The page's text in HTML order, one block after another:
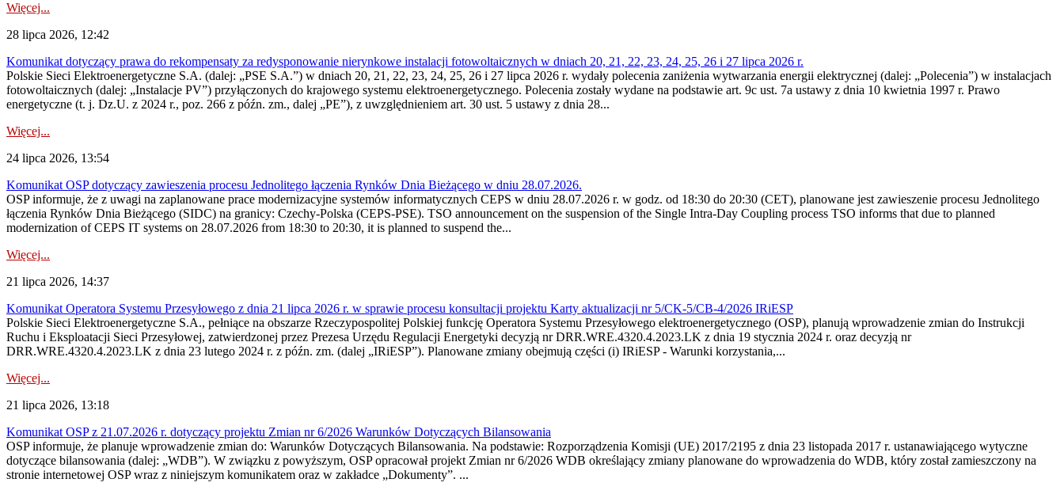
Więcej...
28 lipca 2026, 12:42
Komunikat dotyczący prawa do rekompensaty za redysponowanie nierynkowe instalacji fotowoltaicznych w dniach 20, 21, 22, 23, 24, 25, 26 i 27 lipca 2026 r.
Polskie Sieci Elektroenergetyczne S.A. (dalej: „PSE S.A.”) w dniach 20, 21, 22, 23, 24, 25, 26 i 27 lipca 2026 r. wydały polecenia zaniżenia wytwarzania energii elektrycznej (dalej: „Polecenia”) w instalacjach
fotowoltaicznych (dalej: „Instalacje PV”) przyłączonych do krajowego systemu elektroenergetycznego. Polecenia zostały wydane na podstawie art. 9c ust. 7a ustawy z dnia 10 kwietnia 1997 r. Prawo
energetyczne (t. j. Dz.U. z 2024 r., poz. 266 z późn. zm., dalej „PE”), z uwzględnieniem art. 30 ust. 5 ustawy z dnia 28...
Więcej...
24 lipca 2026, 13:54
Komunikat OSP dotyczący zawieszenia procesu Jednolitego łączenia Rynków Dnia Bieżącego w dniu 28.07.2026.
OSP informuje, że z uwagi na zaplanowane prace modernizacyjne systemów informatycznych CEPS w dniu 28.07.2026 r. w godz. od 18:30 do 20:30 (CET), planowane jest zawieszenie procesu Jednolitego
łączenia Rynków Dnia Bieżącego (SIDC) na granicy: Czechy-Polska (CEPS-PSE). TSO announcement on the suspension of the Single Intra-Day Coupling process TSO informs that due to planned
modernization of CEPS IT systems on 28.07.2026 from 18:30 to 20:30, it is planned to suspend the...
Więcej...
21 lipca 2026, 14:37
Komunikat Operatora Systemu Przesyłowego z dnia 21 lipca 2026 r. w sprawie procesu konsultacji projektu Karty aktualizacji nr 5/CK-5/CB-4/2026 IRiESP
Polskie Sieci Elektroenergetyczne S.A., pełniące na obszarze Rzeczypospolitej Polskiej funkcję Operatora Systemu Przesyłowego elektroenergetycznego (OSP), planują wprowadzenie zmian do Instrukcji
Ruchu i Eksploatacji Sieci Przesyłowej, zatwierdzonej przez Prezesa Urzędu Regulacji Energetyki decyzją nr DRR.WRE.4320.4.2023.LK z dnia 19 stycznia 2024 r. oraz decyzją nr
DRR.WRE.4320.4.2023.LK z dnia 23 lutego 2024 r. z późn. zm. (dalej „IRiESP”). Planowane zmiany obejmują części (i) IRiESP - Warunki korzystania,...
Więcej...
21 lipca 2026, 13:18
Komunikat OSP z 21.07.2026 r. dotyczący projektu Zmian nr 6/2026 Warunków Dotyczących Bilansowania
OSP informuje, że planuje wprowadzenie zmian do: Warunków Dotyczących Bilansowania. Na podstawie: Rozporządzenia Komisji (UE) 2017/2195 z dnia 23‍ listopada 2017 r. ustanawiającego wytyczne
dotyczące bilansowania (dalej: „WDB”). W związku z powyższym, OSP opracował projekt Zmian nr 6/2026 WDB określający zmiany planowane do wprowadzenia do WDB, który został zamieszczony na
stronie internetowej OSP wraz z niniejszym komunikatem oraz w zakładce „Dokumenty”. ...